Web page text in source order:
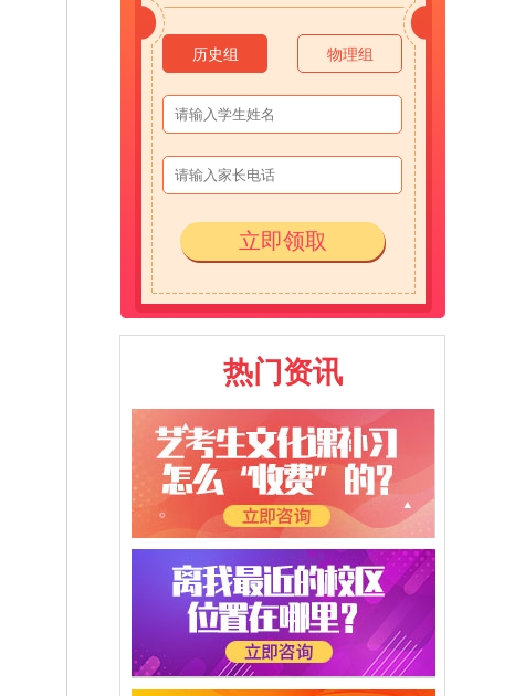
历史组 物理组
立即领取
热门资讯